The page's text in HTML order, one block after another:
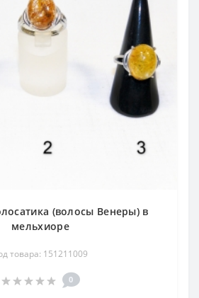
(волосы Венеры) в
мельхиоре
товара: 151211009
0